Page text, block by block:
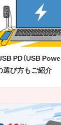
PD（USB
選び方もご紹介